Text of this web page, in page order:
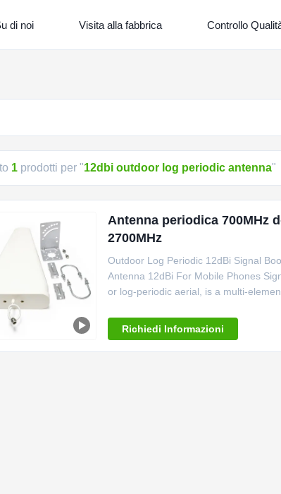
di noi Visita alla fabbrica Controllo
1 prodotti per "12dbi outdoor log periodic antenna"
Antenna periodica 700MHz
2700MHz
Outdoor Log Periodic 12dBi Signal
Antenna 12dBi For Mobile Phones
or log-periodic aerial, is a multi-
Richiedi Informazioni